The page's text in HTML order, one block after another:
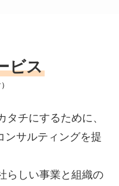
ビス
チにするために、
ンサルティングを提
らしい事業と組織の